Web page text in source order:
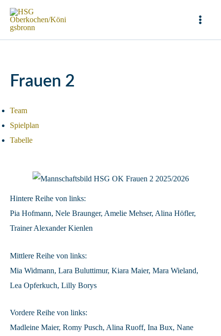
Zum
Inhalt
Frauen 2
Team
Spielplan
Tabelle
Hintere Reihe von links:
Pia Hofmann, Nele Braunger, Amelie Mehser, Alina Höfler,
Trainer Alexander Kienlen
Mittlere Reihe von links:
Mia Widmann, Lara Buluttimur, Kiara Maier, Mara Wieland,
Lea Opferkuch, Lilly Borys
Vordere Reihe von links:
Madleine Maier, Romy Pusch, Alina Ruoff, Ina Bux, Nane